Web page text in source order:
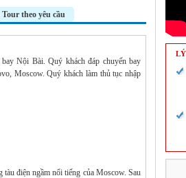
theo yêu cầu
Nội Bài. Quý khách đáp chuyến bay
Moscow. Quý khách làm thủ tục nhập
điện ngầm nổi tiếng của Moscow. Sau